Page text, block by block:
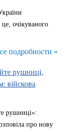
очікуваного
подробности »
рушниці,
війскова
рушниці»:
про нову